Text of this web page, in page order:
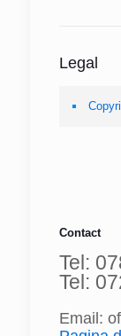
Legal
Contact
Tel:
Tel:
Email: